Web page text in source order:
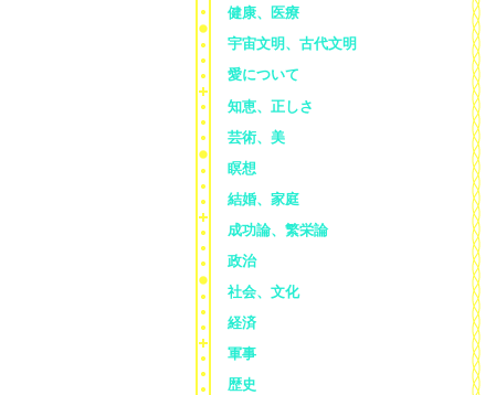
健康、医療
宇宙文明、古代文明
愛について
知恵、正しさ
芸術、美
瞑想
結婚、家庭
成功論、繁栄論
政治
社会、文化
経済
軍事
歴史